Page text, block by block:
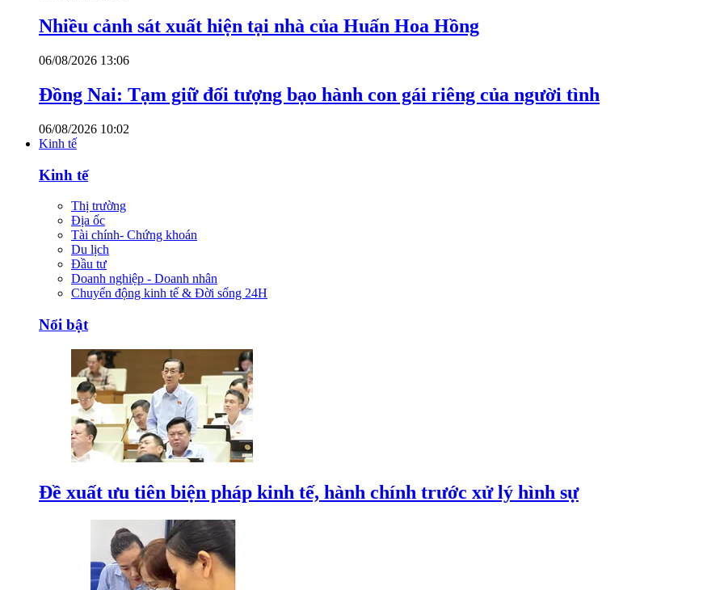
Nhiều cảnh sát xuất hiện tại nhà của Huấn Hoa Hồng
06/08/2026 13:06
Đồng Nai: Tạm giữ đối tượng bạo hành con gái riêng của người tình
06/08/2026 10:02
Kinh tế
Kinh tế
Thị trường
Địa ốc
Tài chính- Chứng khoán
Du lịch
Đầu tư
Doanh nghiệp - Doanh nhân
Chuyển động kinh tế & Đời sống 24H
Nổi bật
Đề xuất ưu tiên biện pháp kinh tế, hành chính trước xử lý hình sự